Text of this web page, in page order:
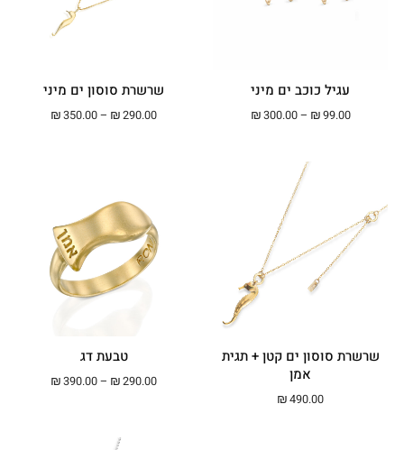
עגיל כוכב ים מיני
₪99.00
–
₪300.00
שרשרת סוסון ים מיני
₪290.00
–
₪350.00 טווח מחירים: ⁦₪290.00⁩ עד
שרשרת סוסון ים קטן + תגית
אמן
₪490.00
טבעת דג
₪290.00
–
₪390.00 טווח מחירים: ⁦₪290.00⁩ עד